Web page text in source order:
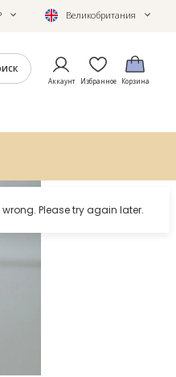
Великобритания
Аккаунт Избранное Корзина